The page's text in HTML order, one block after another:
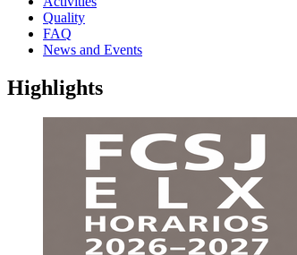
Quality
FAQ
News and Events
Highlights